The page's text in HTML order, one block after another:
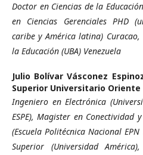
Doctor en Ciencias de la
en Ciencias Gerenciales PHD
caribe y América latina)
la Educación (UBA) Venezuela
Julio Bolívar Vásconez
Superior Universitario Oriente
Ingeniero en Electrónica
ESPE), Magister en Conectividad
(Escuela Politécnica Nacional
Superior (Universidad